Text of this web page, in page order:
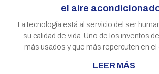
el aire
La tecnología está al servicio del ser
su calidad de vida. Uno de los inventos
más usados y que más repercuten en el
España, es el aire acondicionado. Estos
LEER MÁS